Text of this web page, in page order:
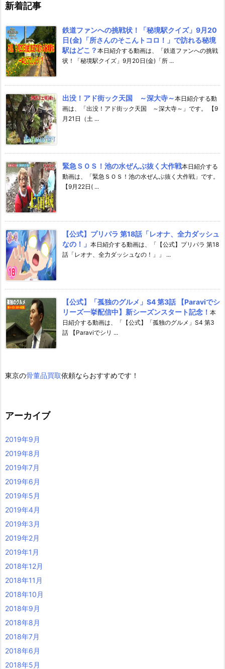
新着記事
鉄道ファンへの挑戦状！「秘境駅クイズ」9月20
日(金)「所さんのそこんトコロ！」で訪れる秘境
駅はどこ？ 本日紹介する動画は、「鉄道ファンへの挑戦
状！「秘境駅クイズ」9月20日(金)「所 ...
出没！アド街ック天国 ～深大寺～本日紹介する動
画は、「出没！アド街ック天国 ～深大寺～」です。 【9
月21日（土 ...
緊急ＳＯＳ！池の水ぜんぶ抜く大作戦本日紹介する
動画は、「緊急ＳＯＳ！池の水ぜんぶ抜く大作戦」です。
【9月22日( ...
【公式】プリパラ 第18話「レオナ、全力ダッシュ
なの！」 本日紹介する動画は、「【公式】プリパラ 第18
話「レオナ、全力ダッシュなの！」」 ...
【公式】「孤独のグルメ」S4 第3話 【Paraviでシ
リーズ一挙配信中】新シーズンスタート記念！ 本
日紹介する動画は、「【公式】「孤独のグルメ」S4 第3
話 【Paraviでシリ ...
東京の骨董品買取依頼ならおすすめです！
アーカイブ
2019年9月
2019年8月
2019年7月
2019年6月
2019年5月
2019年4月
2019年3月
2019年2月
2019年1月
2018年12月
2018年11月
2018年10月
2018年9月
2018年8月
2018年7月
2018年6月
2018年5月